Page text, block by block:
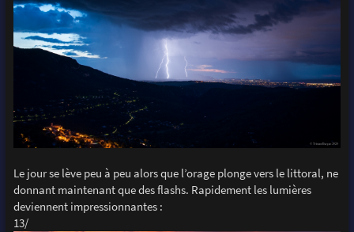
Le jour se lève peu à peu alors que l’orage plonge vers le littoral, ne
donnant maintenant que des flashs. Rapidement les lumières
deviennent impressionnantes :
13/